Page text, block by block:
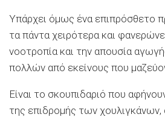
Υπάρχει όμως ένα επιπρόσθετο
τα πάντα χειρότερα και
νοοτροπία και την απουσία
πολλών από εκείνους που
Είναι το σκουπιδαριό που
της επιδρομής των χουλιγκάνων,